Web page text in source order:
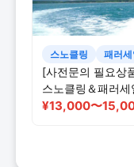
스노클링 패러세
[사전문의 필요상
스노클링＆패러세
¥13,000〜